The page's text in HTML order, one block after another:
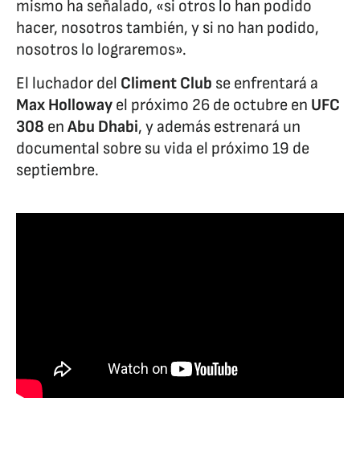
mismo ha señalado, «si otros lo han podido
hacer, nosotros también, y si no han podido,
nosotros lo lograremos».
El luchador del Climent Club se enfrentará a
Max Holloway el próximo 26 de octubre en UFC
308 en Abu Dhabi, y además estrenará un
documental sobre su vida el próximo 19 de
septiembre.